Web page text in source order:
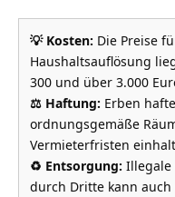
💡 Kosten: Die Preise
Haushaltsauflösung
300 und über 3.000
⚖️ Haftung: Erben
ordnungsgemäße
Vermieterfristen
♻️ Entsorgung: Illegale
durch Dritte kann